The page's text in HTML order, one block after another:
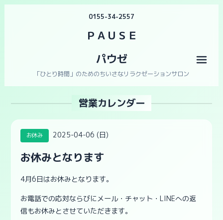
0155-34-2557
ＰＡＵＳＥ
パウゼ
「ひとり時間」のためのちいさなリラクゼーションサロン
営業カレンダー
お休み 2025-04-06 (日)
お休みとなります
4月6日はお休みとなります。
お電話での応対ならびにメール・チャット・LINEへの返
信もお休みとさせていただきます。